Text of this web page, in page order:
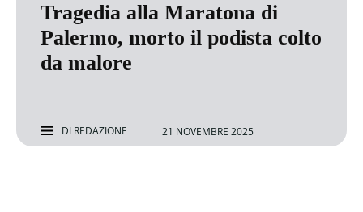
Tragedia alla Maratona di
Palermo, morto il podista colto
da malore
DI REDAZIONE 21 NOVEMBRE 2025